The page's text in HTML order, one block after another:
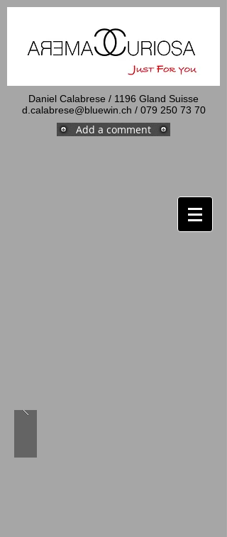
Daniel Calabrese / 1196 Gland Suisse
d.calabrese@bluewin.ch / 079 250 73 70
Add a comment